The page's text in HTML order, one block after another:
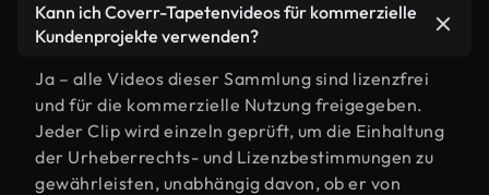
Kann ich Coverr-Tapetenvideos für kommerzielle
Kundenprojekte verwenden?
Ja – alle Videos dieser Sammlung sind lizenzfrei
und für die kommerzielle Nutzung freigegeben.
Jeder Clip wird einzeln geprüft, um die Einhaltung
der Urheberrechts- und Lizenzbestimmungen zu
gewährleisten, unabhängig davon, ob er von